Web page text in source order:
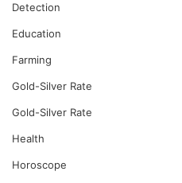
Detection
Education
Farming
Gold-Silver Rate
Gold-Silver Rate
Health
Horoscope